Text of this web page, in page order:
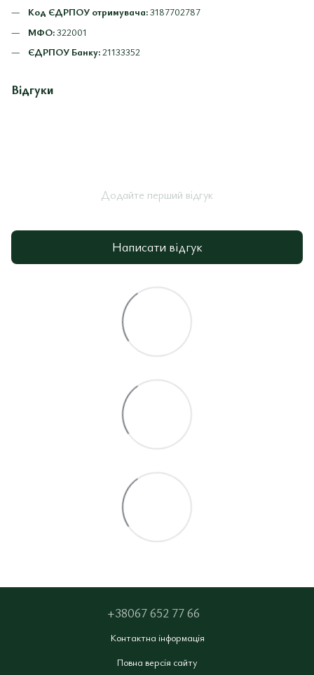
Код ЄДРПОУ отримувача:3187702787
МФО:322001
ЄДРПОУ Банку:21133352
Відгуки
Додайте перший відгук
Написати відгук
+38067 652 77 66
Контактна інформація
Повна версія сайту